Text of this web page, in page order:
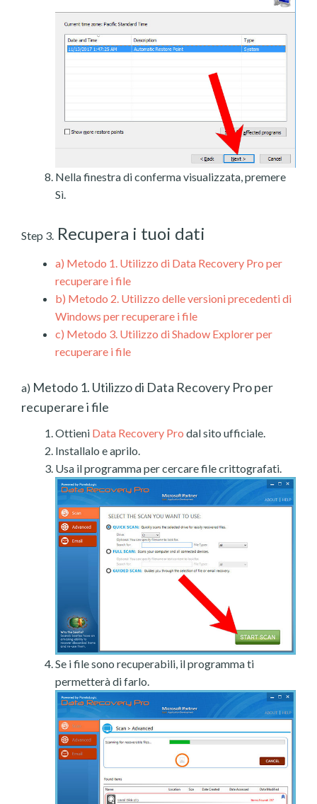
Nella finestra di conferma visualizzata, premere
Sì.
Step 3. Recupera i tuoi dati
a) Metodo 1. Utilizzo di Data Recovery Pro per
recuperare i file
b) Metodo 2. Utilizzo delle versioni precedenti di
Windows per recuperare i file
c) Metodo 3. Utilizzo di Shadow Explorer per
recuperare i file
a) Metodo 1. Utilizzo di Data Recovery Pro per
recuperare i file
Ottieni Data Recovery Pro dal sito ufficiale.
Installalo e aprilo.
Usa il programma per cercare file crittografati.
Se i file sono recuperabili, il programma ti
permetterà di farlo.